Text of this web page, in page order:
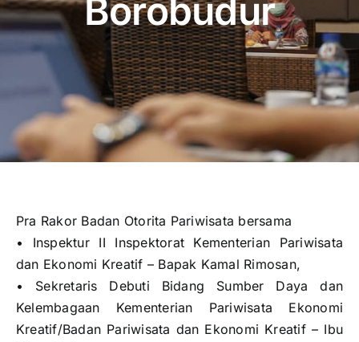
Publikasi
Peta Wisata
BLU
Borobudur
Pra Rakor Badan Otorita Pariwisata bersama
• Inspektur II Inspektorat Kementerian Pariwisata
dan Ekonomi Kreatif – Bapak Kamal Rimosan,
• Sekretaris Debuti Bidang Sumber Daya dan
Kelembagaan Kementerian Pariwisata Ekonomi
Kreatif/Badan Pariwisata dan Ekonomi Kreatif – Ibu